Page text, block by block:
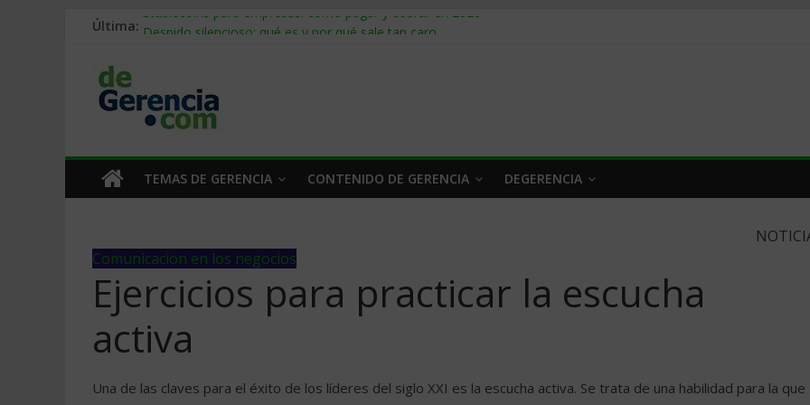
Última: Stablecoins para empresas: cómo pagar y cobrar en 2026
Trabajo forzoso en la cadena de suministro: qué hacer
Mercado hispano de EE. UU.: cómo segmentarlo y venderle
TEMAS DE GERENCIA CONTENIDO DE GERENCIA DEGERENCIA
Comunicacion en los negocios
Ejercicios para practicar la escucha
activa
Una de las claves para el éxito de los líderes del siglo XXI es la escucha activa. Se trata de una habilidad para la que